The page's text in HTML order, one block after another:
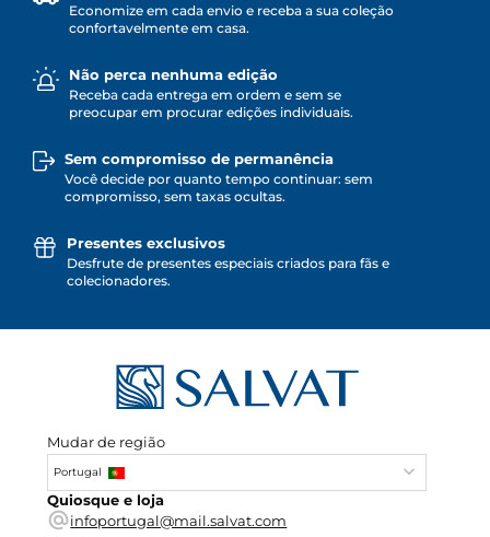
Economize em cada envio e receba a sua coleção
confortavelmente em casa.
Não perca nenhuma edição
Receba cada entrega em ordem e sem se
preocupar em procurar edições individuais.
Sem compromisso de permanência
Você decide por quanto tempo continuar: sem
compromisso, sem taxas ocultas.
Presentes exclusivos
Desfrute de presentes especiais criados para fãs e
colecionadores.
Mudar de região
Portugal
Quiosque e loja
infoportugal@mail.salvat.com